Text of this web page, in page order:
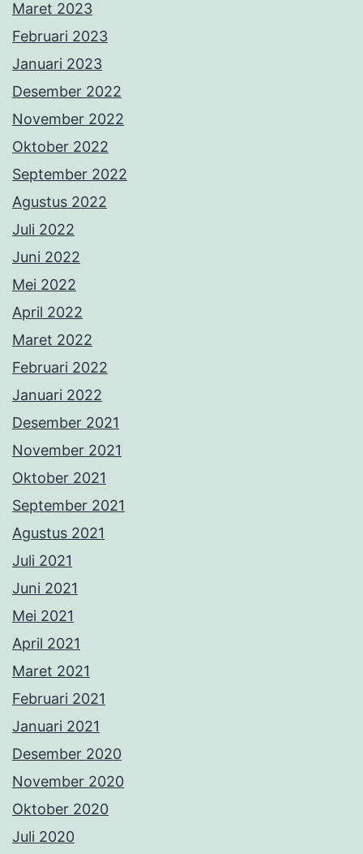
Maret 2023
Februari 2023
Januari 2023
Desember 2022
November 2022
Oktober 2022
September 2022
Agustus 2022
Juli 2022
Juni 2022
Mei 2022
April 2022
Maret 2022
Februari 2022
Januari 2022
Desember 2021
November 2021
Oktober 2021
September 2021
Agustus 2021
Juli 2021
Juni 2021
Mei 2021
April 2021
Maret 2021
Februari 2021
Januari 2021
Desember 2020
November 2020
Oktober 2020
Juli 2020